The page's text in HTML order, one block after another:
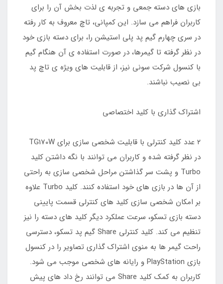
بازی های دسته جمعی و تجربه ی لذت بخش آن را برای
کاربران فراهم می سازد. این کمپانی، تاچ معروف به کار رفته
در سری چهارم گیم پد پلی استیشن را، برای دسته بازی خود
در نظر گرفته تا گیمرها، در صورت استفاده ی آن هنگام گیم
با کنسول شرکت سونی نیز، از قابلیت های ویژه ی تاچ پد
بی نصیب نباشند.
اشتراک گذاری با کلید اختصاصی
۲ عدد کلید کنترلی با قابلیت شخصی سازی برای TG170W
در نظر گرفته شده و کاربران می توانند با نگه داشتن کلید
Turbo و پشت سر گذاشتن مراحل شخصی سازی به راحتی
از آن ها در بازی های خود استفاده کنند. کلید Turbo علاوه
بر امکان شخصی سازی کلید های کنترلی قسمت پایینی
دسته بازی تسکو، سرعت عملکرد دیگر کلید های دسته را نیز
تنظیم می کند. کلید کنترلی Share گیم پد تسکو، دسترسی
راحت گیمر ها به منوی اشتراک گذاری تصاویر را در کنسول
بازی PlayStation و رایانه های شخصی موجب می شود.
کاربران به کمک کلید Share می توانند رخ داد های پیش